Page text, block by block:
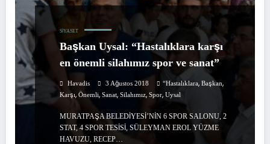
SIYASET
Başkan Uysal: “Hastalıklara karşı
en önemli silahımız spor ve sanat”
Havadis 3 Ağustos 2018 “Hastalıklara, Başkan,
Karşı, Önemli, Sanat, Silahımız, Spor, Uysal
MURATPAŞA BELEDİYESİ’NİN 6 SPOR SALONU, 2
STAT, 4 SPOR TESİSİ, SÜLEYMAN EROL YÜZME
HAVUZU, RECEP…